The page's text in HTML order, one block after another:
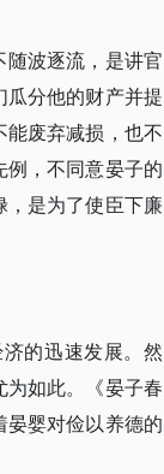
波逐流，是讲官
分他的财产并提
废弃减损，也不
，不同意晏子的
是为了使臣下廉
的迅速发展。然
如此。《晏子春
婴对俭以养德的